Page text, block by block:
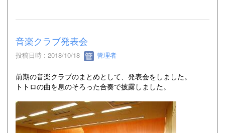
音楽クラブ発表会
投稿日時 : 2018/10/18 管理者
前期の音楽クラブのまとめとして、発表会をしました。
トトロの曲を息のそろった合奏で披露しました。